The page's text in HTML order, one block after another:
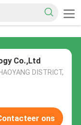
Co.,Ltd
DISTRICT,
ons